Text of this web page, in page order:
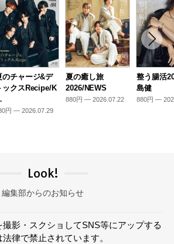
のチャージ&デ
ックスRecipe/K
円 — 2026.07.29
夏の癒し旅
2026/NEWS
880円 — 2026.07.22
整う腸活
島健
880円 —
Look!
編集部からのお知らせ
撮影・スクショしてSNS等にアップする
法律で禁止されています。